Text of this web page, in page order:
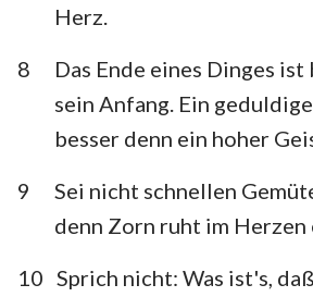
Herz.
8
Das Ende eines Dinges ist
sein Anfang. Ein
besser denn ein hoher
9
Sei nicht schnellen
denn Zorn ruht im Herzen
10 Sprich nicht: Was ist's,